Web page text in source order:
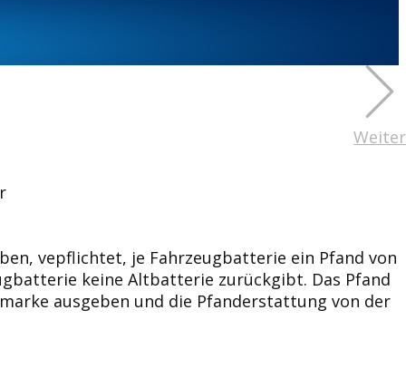
Weiter
vepflichtet, je Fahrzeugbatterie ein Pfand von
keine Altbatterie zurückgibt. Das Pfand
ausgeben und die Pfanderstattung von der